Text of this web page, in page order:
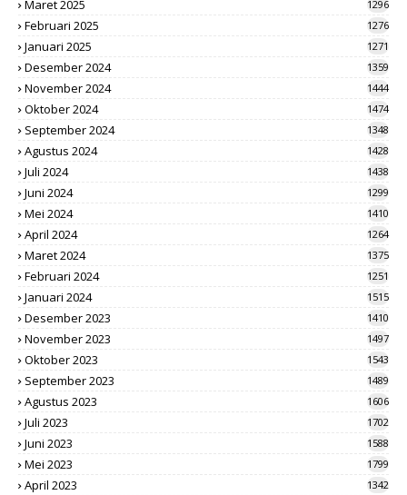
Maret 2025 1296
Februari 2025 1276
Januari 2025 1271
Desember 2024 1359
November 2024 1444
Oktober 2024 1474
September 2024 1348
Agustus 2024 1428
Juli 2024 1438
Juni 2024 1299
Mei 2024 1410
April 2024 1264
Maret 2024 1375
Februari 2024 1251
Januari 2024 1515
Desember 2023 1410
November 2023 1497
Oktober 2023 1543
September 2023 1489
Agustus 2023 1606
Juli 2023 1702
Juni 2023 1588
Mei 2023 1799
April 2023 1342